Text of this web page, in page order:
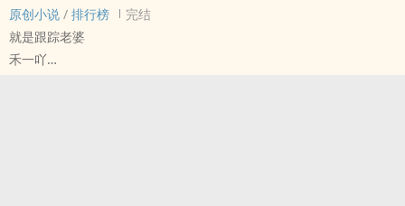
原创小说 / 排行榜
完结
就是跟踪老婆
禾一吖